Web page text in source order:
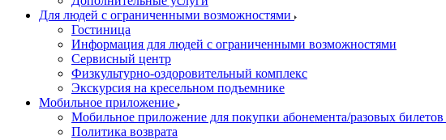
Для людей с ограниченными возможностями
Гостиница
Информация для людей с ограниченными возможностями
Сервисный центр
Физкультурно-оздоровительный комплекс
Экскурсия на кресельном подъемнике
Мобильное приложение
Мобильное приложение для покупки абонемента/разовых билетов
Политика возврата